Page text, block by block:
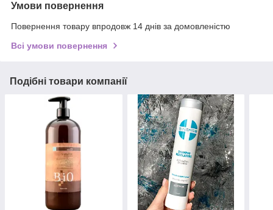
Умови повернення
Повернення товару впродовж 14 днів за домовленістю
Всі умови повернення
Подібні товари компанії